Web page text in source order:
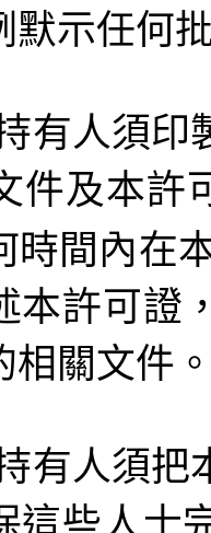
默示任何
有人須印
件及本許
時間內在
本許可證
相關文件
有人須把
這些人士